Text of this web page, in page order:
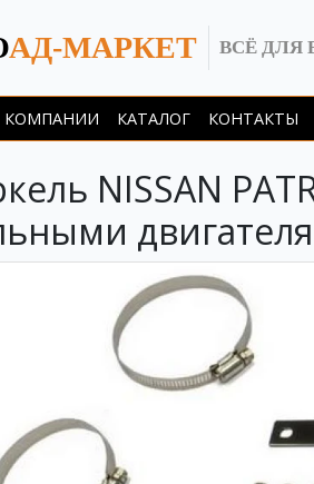
АД-МАРКЕТ ВСЁ ДЛЯ
КОМПАНИИ КАТАЛОГ КОНТАКТЫ
NISSAN